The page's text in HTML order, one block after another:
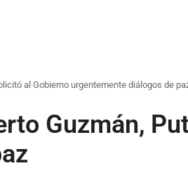
al Gobierno urgentemente diálogos de
Guzmán,